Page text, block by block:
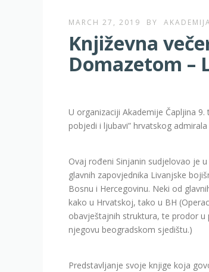
MARCH 27, 2019 BY
Književna
Domazetom –
U organizaciji Akademije Čapljina
pobjedi i ljubavi” hrvatskog
Ovaj rođeni Sinjanin sudjelovao je
glavnih zapovjednika Livanjske
Bosnu i Hercegovinu. Neki od
kako u Hrvatskoj, tako u BH
obavještajnih struktura, te prodor
njegovu beogradskom sjedištu.)
Predstavljanje svoje knjige koja